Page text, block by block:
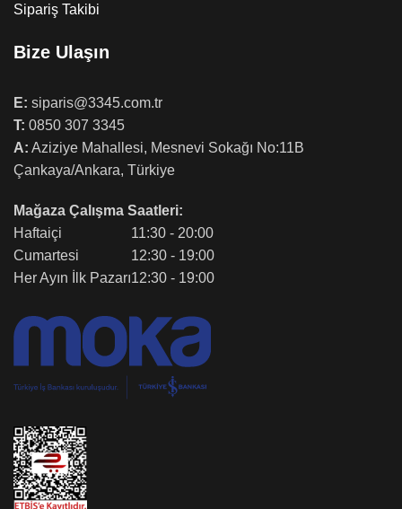
Sipariş Takibi
Bize Ulaşın
E: siparis@3345.com.tr
T: 0850 307 3345
A: Aziziye Mahallesi, Mesnevi Sokağı No:11B
Çankaya/Ankara, Türkiye
Mağaza Çalışma Saatleri:
Haftaiçi
Cumartesi
Her Ayın İlk Pazarı
11:30 - 20:00
12:30 - 19:00
12:30 - 19:00